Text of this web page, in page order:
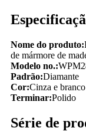
Nome do produto:
de mármore de
Modelo no.:
Padrão:Diamante
Cor:Cinza e branco
Terminar:Polido
Série de